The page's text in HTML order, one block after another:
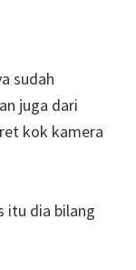
sudah
juga dari
kok kamera
itu dia bilang